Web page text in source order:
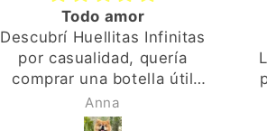
Todo amor
Descubrí Huellitas Infinitas
por casualidad, quería
comprar una botella útil
limpia pipí y la encontré en
Amazon. La sorpresa fue
Anna